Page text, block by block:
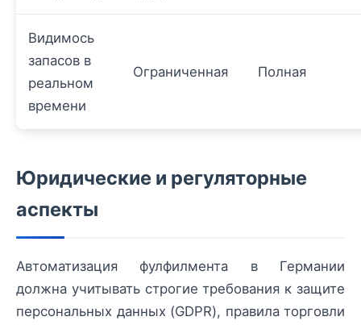
Видимось
запасов в
реальном
времени
Ограниченная Полная
Юридические и регуляторные
аспекты
Автоматизация фулфилмента в Германии
должна учитывать строгие требования к защите
персональных данных (GDPR), правила торговли